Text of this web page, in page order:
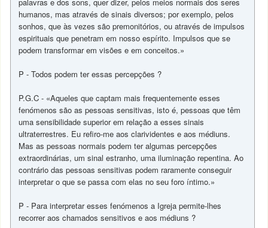
humanos, mas através de sinais diversos; por exemplo, pelos
sonhos, que às vezes são premonitórios, ou através de impulsos
espirituais que penetram em nosso espírito. Impulsos que se
podem transformar em visões e em conceitos.»
P - Todos podem ter essas percepções ?
P.G.C - «Aqueles que captam mais frequentemente esses
fenómenos são as pessoas sensitivas, isto é, pessoas que têm
uma sensibilidade superior em relação a esses sinais
ultraterrestres. Eu refiro-me aos clarividentes e aos médiuns.
Mas as pessoas normais podem ter algumas percepções
extraordinárias, um sinal estranho, uma iluminação repentina. Ao
contrário das pessoas sensitivas podem raramente conseguir
interpretar o que se passa com elas no seu foro íntimo.»
P - Para interpretar esses fenómenos a Igreja permite-lhes
recorrer aos chamados sensitivos e aos médiuns ?